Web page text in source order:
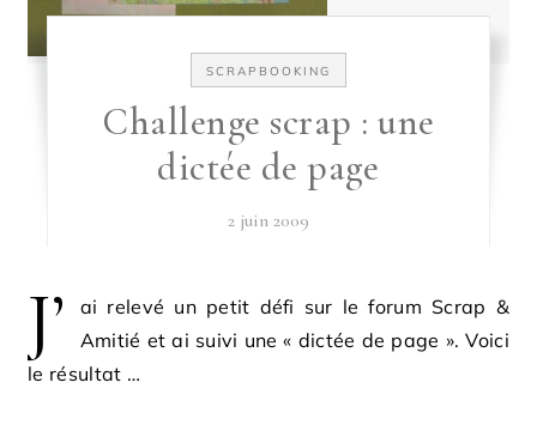
SCRAPBOOKING
Challenge scrap : une
dictée de page
2 juin 2009
J’
ai relevé un petit défi sur le forum Scrap &
Amitié et ai suivi une « dictée de page ». Voici
le résultat …